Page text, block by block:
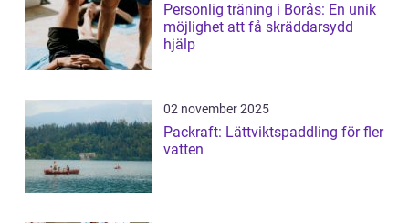
Personlig träning i Borås: En unik
möjlighet att få skräddarsydd
hjälp
02 november 2025
Packraft: Lättviktspaddling för fler
vatten